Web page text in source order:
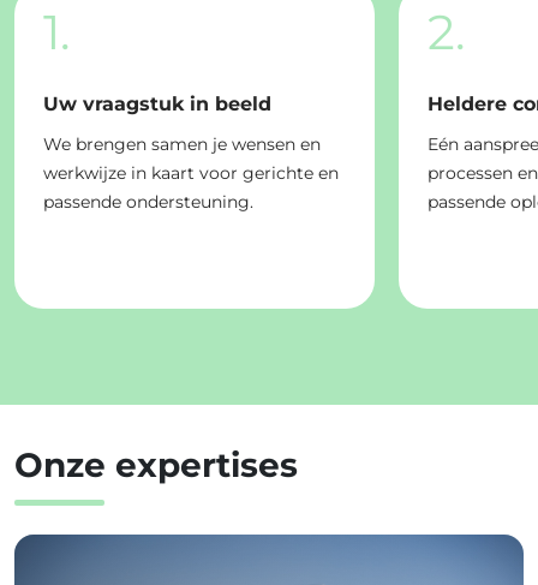
1.
Uw vraagstuk in beeld
We brengen samen je wensen en
werkwijze in kaart voor gerichte en
passende ondersteuning.
2.
Heldere
Eén
processen
passende
Onze expertises